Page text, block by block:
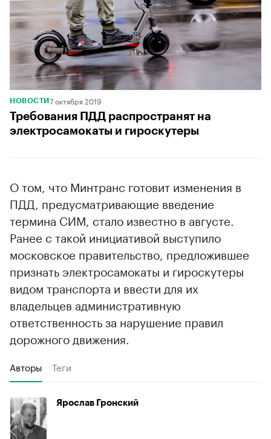
НОВОСТИ 7 октября 2019
Требования ПДД распространят на
электросамокаты и гироскутеры
О том, что Минтранс готовит изменения в
ПДД, предусматривающие введение
термина СИМ, стало известно в августе.
Ранее с такой инициативой выступило
московское правительство, предложившее
признать электросамокаты и гироскутеры
видом транспорта и ввести для их
владельцев административную
ответственность за нарушение правил
дорожного движения.
Авторы Теги
Ярослав Гронский